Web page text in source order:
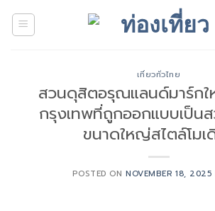
เที่ยวทั่วไทย
สวนดุสิตอรุณแลนด์มาร์กใ
กรุงเทพที่ถูกออกแบบเป็น
ขนาดใหญ่สไตล์โมเ
POSTED ONNOVEMBER 18, 2025